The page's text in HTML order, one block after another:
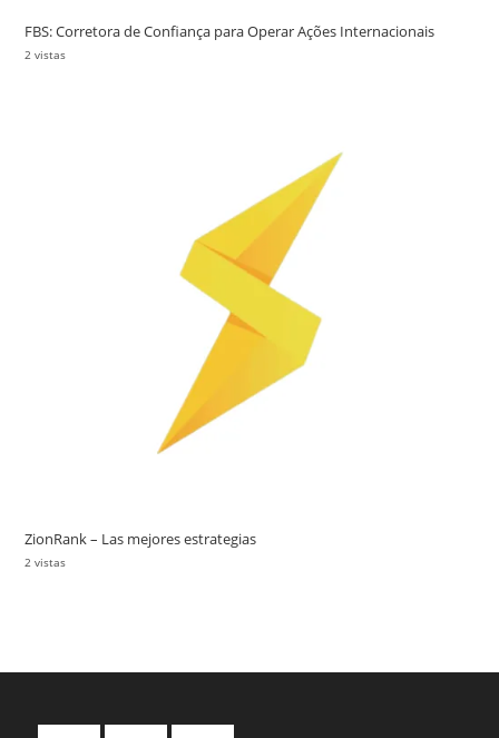
FBS: Corretora de Confiança para Operar Ações Internacionais
2 vistas
ZionRank – Las mejores estrategias
2 vistas